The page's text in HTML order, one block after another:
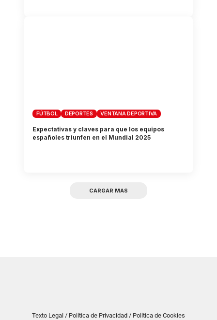
FÚTBOL DEPORTES VENTANA DEPORTIVA
Expectativas y claves para que los equipos
españoles triunfen en el Mundial 2025
CARGAR MAS
Texto Legal / Política de Privacidad / Política de Cookies